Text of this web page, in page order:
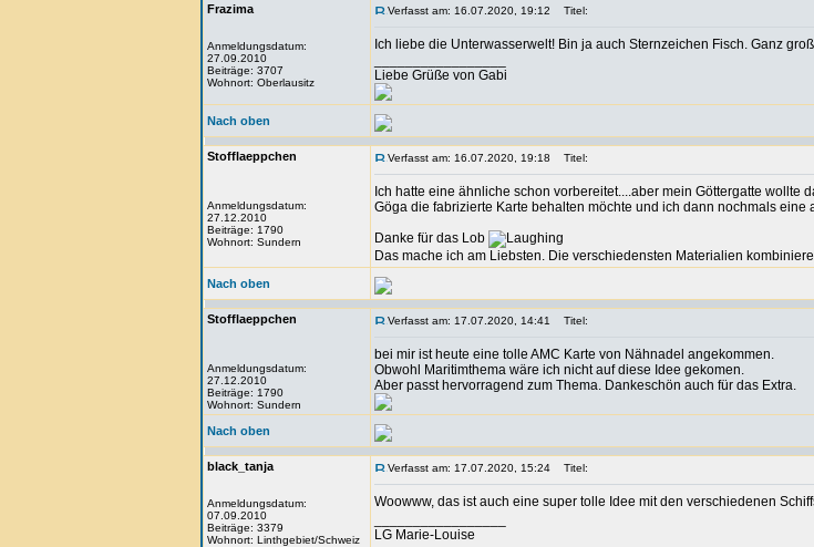
Frazima
Anmeldungsdatum:
27.09.2010
Beiträge: 3707
Wohnort: Oberlausitz
Verfasst am: 16.07.2020, 19:12 Titel:
Ich liebe die Unterwasserwelt! Bin ja auch Sternzeichen Fisch. Ganz
Liebe Grüße von Gabi
Nach oben
Stofflaeppchen
Anmeldungsdatum:
27.12.2010
Beiträge: 1790
Wohnort: Sundern
Verfasst am: 16.07.2020, 19:18 Titel:
Ich hatte eine ähnliche schon vorbereitet....aber mein Göttergatte
Göga die fabrizierte Karte behalten möchte und ich dann nochmals eine
Danke für das Lob
Das mache ich am Liebsten. Die verschiedensten Materialien
Nach oben
Stofflaeppchen
Anmeldungsdatum:
27.12.2010
Beiträge: 1790
Wohnort: Sundern
Verfasst am: 17.07.2020, 14:41 Titel:
bei mir ist heute eine tolle AMC Karte von Nähnadel angekommen.
Obwohl Maritimthema wäre ich nicht auf diese Idee gekomen.
Aber passt hervorragend zum Thema. Dankeschön auch für das Extra.
Nach oben
black_tanja
Anmeldungsdatum:
07.09.2010
Beiträge: 3379
Wohnort: Linthgebiet/Schweiz
Verfasst am: 17.07.2020, 15:24 Titel:
Woowww, das ist auch eine super tolle Idee mit den verschiedenen
LG Marie-Louise